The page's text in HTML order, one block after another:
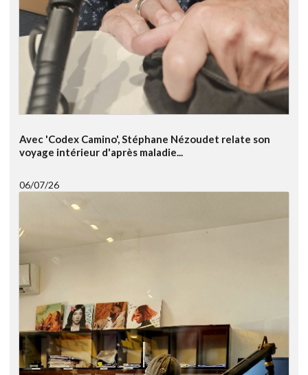
Avec 'Codex Camino', Stéphane Nézoudet relate son
voyage intérieur d'après maladie...
06/07/26